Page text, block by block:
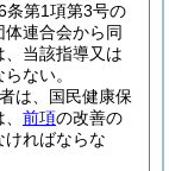
条第1項第3号の
連合会から同
当該指導又は
ない。
は、国民健康保
前項の改善の
ければならな